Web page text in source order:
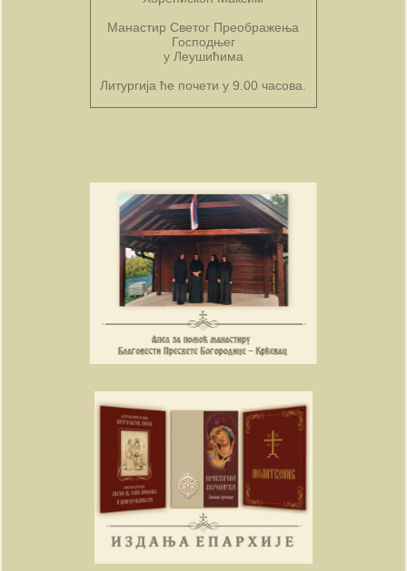
Манастир Светог Преображења
Господњег
у Леушићима
Литургија ће почети у 9.00 часова.